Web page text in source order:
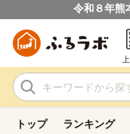
令和８年熊
トップ ランキング